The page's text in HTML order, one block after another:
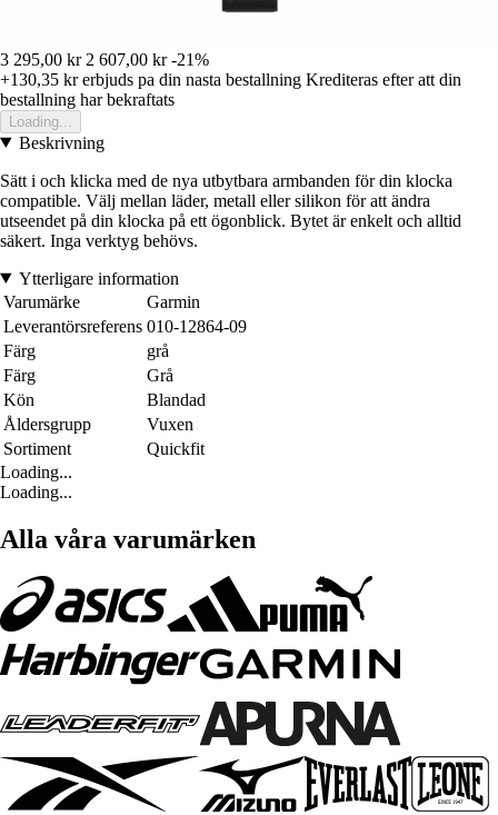
3 295,00 kr 2 607,00 kr -21%
+130,35 krerbjuds pa din nasta bestallning Krediteras efter att din
bestallning har bekraftats
Loading...
Beskrivning
Sätt i och klicka med de nya utbytbara armbanden för din klocka
compatible. Välj mellan läder, metall eller silikon för att ändra
utseendet på din klocka på ett ögonblick. Bytet är enkelt och alltid
säkert. Inga verktyg behövs.
Ytterligare information
Varumärke
Garmin
Leverantörsreferens 010-12864-09
Färg
grå
Färg
Grå
Kön
Blandad
Åldersgrupp
Vuxen
Sortiment
Quickfit
Loading...
Loading...
Alla våra varumärken